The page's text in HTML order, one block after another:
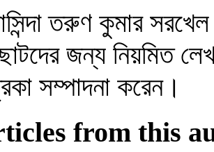
তরুণ কুমার
জন্য নিয়মিত
সম্পাদনা করেন।
from this